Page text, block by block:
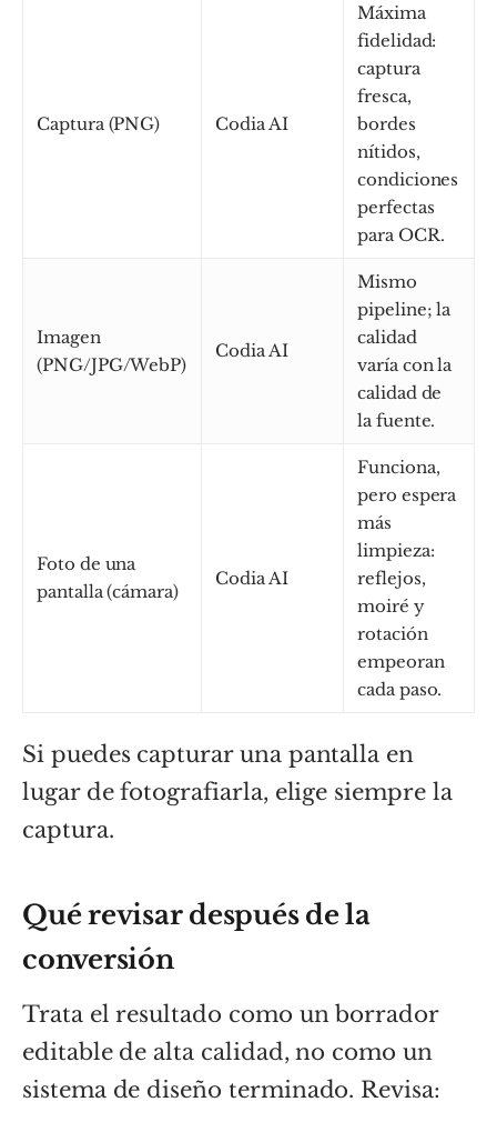
Captura (PNG) Codia AI
Máxima
fidelidad:
captura
fresca,
bordes
nítidos,
condiciones
perfectas
para OCR.
Imagen
(PNG/JPG/WebP)
Codia AI
Mismo
pipeline; la
calidad
varía con la
calidad de
la fuente.
Foto de una
pantalla (cámara)
Codia AI
Funciona,
pero espera
más
limpieza:
reflejos,
moiré y
rotación
empeoran
cada paso.
Si puedes capturar una pantalla en
lugar de fotografiarla, elige siempre la
captura.
Qué revisar después de la
conversión
Trata el resultado como un borrador
editable de alta calidad, no como un
sistema de diseño terminado. Revisa: